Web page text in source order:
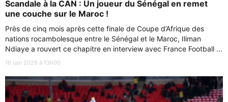
Scandale à la CAN : Un joueur du Sénégal en remet
une couche sur le Maroc !
Près de cinq mois après cette finale de Coupe d’Afrique des
nations rocambolesque entre le Sénégal et le Maroc, Iliman
Ndiaye a rouvert ce chapitre en interview avec France Football ...
16 juin 2026 à 13h00